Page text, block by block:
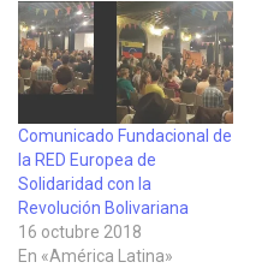
Comunicado Fundacional de
la RED Europea de
Solidaridad con la
Revolución Bolivariana
16 octubre 2018
En «América Latina»